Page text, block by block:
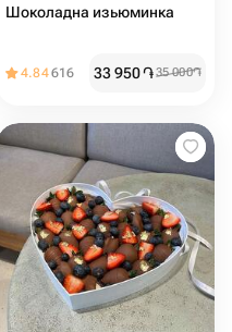
Шоколадна изьюминка
4.84616 33 950֏35 000֏